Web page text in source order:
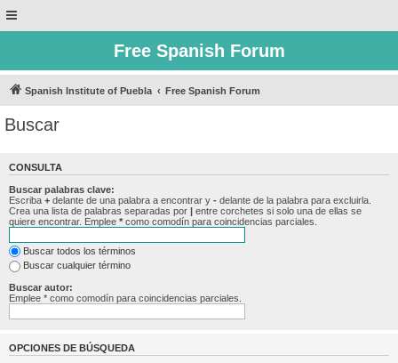
Free Spanish Forum
Spanish Institute of Puebla Free Spanish Forum
Buscar
CONSULTA
Buscar palabras clave:
Escriba + delante de una palabra a encontrar y - delante de la palabra para excluirla.
Crea una lista de palabras separadas por | entre corchetes si solo una de ellas se
quiere encontrar. Emplee * como comodín para coincidencias parciales.
Buscar todos los términos
Buscar cualquier término
Buscar autor:
Emplee * como comodín para coincidencias parciales.
OPCIONES DE BÚSQUEDA